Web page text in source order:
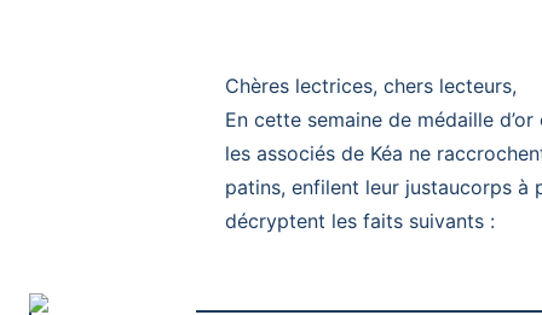
Chères lectrices, chers lecteurs,
En cette semaine de médaille d’or
les associés de Kéa ne
patins, enfilent leur justaucorps à
décryptent les faits suivants :